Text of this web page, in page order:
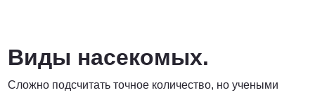
Виды насекомых.
Сложно подсчитать точное количество, но учеными